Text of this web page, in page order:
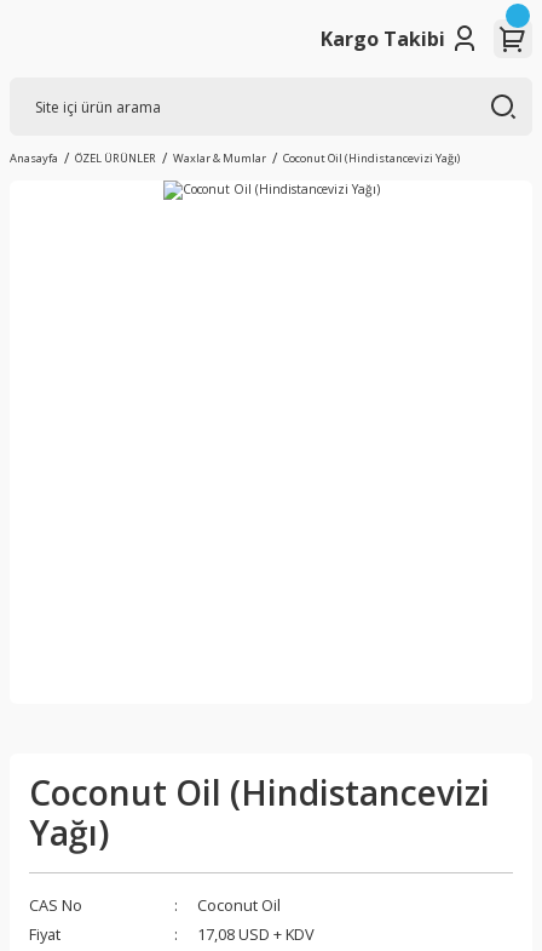
Kargo Takibi
Anasayfa ÖZEL ÜRÜNLER Waxlar & Mumlar Coconut Oil (Hindistancevizi Yağı)
Coconut Oil (Hindistancevizi
Yağı)
CAS No
Coconut Oil
Fiyat
17,08 USD + KDV